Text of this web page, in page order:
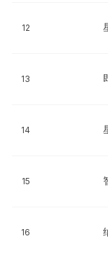
12
13
14
15
16